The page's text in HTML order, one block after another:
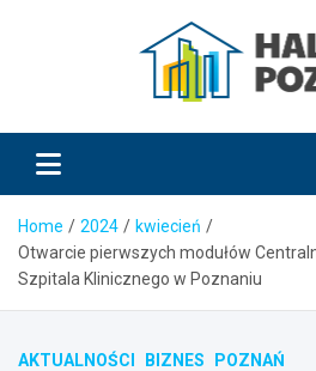
Home 2024
kwiecień
Otwarcie pierwszych modułów
Szpitala Klinicznego w Poznaniu
AKTUALNOŚCI BIZNES POZNAŃ